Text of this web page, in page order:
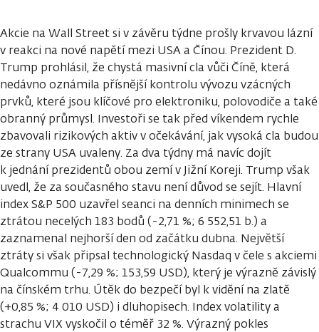
Akcie na Wall Street si v závěru týdne prošly krvavou lázní
v reakci na nové napětí mezi USA a Čínou. Prezident D.
Trump prohlásil, že chystá masivní cla vůči Číně, která
nedávno oznámila přísnější kontrolu vývozu vzácných
prvků, které jsou klíčové pro elektroniku, polovodiče a také
obranný průmysl. Investoři se tak před víkendem rychle
zbavovali rizikových aktiv v očekávání, jak vysoká cla budou
ze strany USA uvaleny. Za dva týdny má navíc dojít
k jednání prezidentů obou zemí v Jižní Koreji. Trump však
uvedl, že za současného stavu není důvod se sejít. Hlavní
index S&P 500 uzavřel seanci na denních minimech se
ztrátou necelých 183 bodů (-2,71 %; 6 552,51 b.) a
zaznamenal nejhorší den od začátku dubna. Největší
ztráty si však připsal technologický Nasdaq v čele s akciemi
Qualcommu (-7,29 %; 153,59 USD), který je výrazně závislý
na čínském trhu. Útěk do bezpečí byl k vidění na zlatě
(+0,85 %; 4 010 USD) i dluhopisech. Index volatility a
strachu VIX vyskočil o téměř 32 %. Výrazný pokles